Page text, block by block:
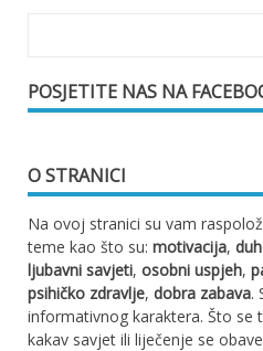
POSJETITE NAS NA
O STRANICI
Na ovoj stranici su vam
teme kao što su: motivacija,
ljubavni savjeti, osobni uspjeh,
psihičko zdravlje, dobra zabava.
informativnog karaktera. Što se
kakav savjet ili liječenje se